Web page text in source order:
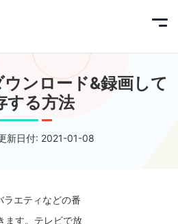
ンロード&録画して
する方法
新日付: 2021-01-08
ラエティなどの番
ます。テレビで放